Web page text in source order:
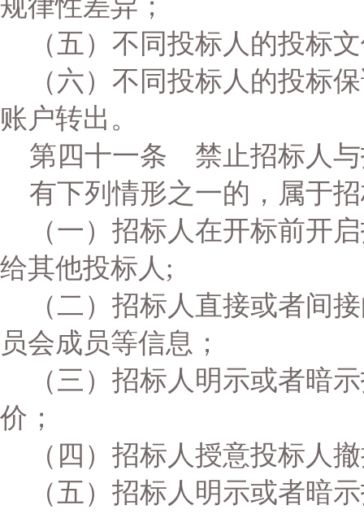
规律性差异；
（五）不同投标人的投标
（六）不同投标人的投标
账户转出。
第四十一条 禁止招标人与
有下列情形之一的，属于
（一）招标人在开标前开
给其他投标人;
（二）招标人直接或者间
员会成员等信息；
（三）招标人明示或者暗
价；
（四）招标人授意投标人
（五）招标人明示或者暗